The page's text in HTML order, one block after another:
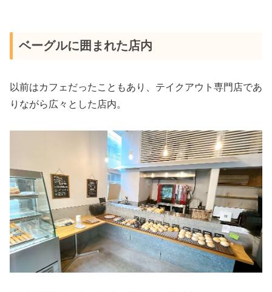
ベーグルに囲まれた店内
以前はカフェだったこともあり、テイクアウト専門店であ
りながら広々とした店内。